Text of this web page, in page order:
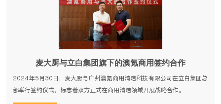
麦大厨与立白集团旗下的澳氪商用签约合作
2024年5月30日，麦大厨与广州澳氪商用清洁科技有限公司在立白集团总
部举行签约仪式，标志着双方正式在商用清洁领域开展战略合作。